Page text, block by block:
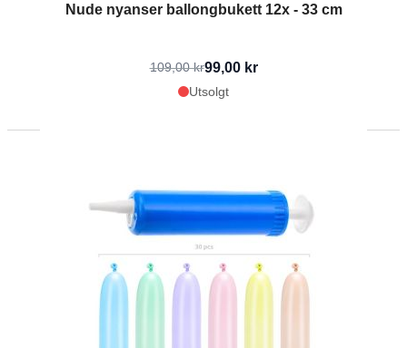
Nude nyanser ballongbukett 12x - 33 cm
109,00 kr99,00 kr
Utsolgt